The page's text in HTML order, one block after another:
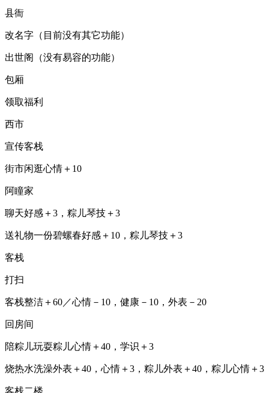
县衙
改名字（目前没有其它功能）
出世阁（没有易容的功能）
包厢
领取福利
西市
宣传客栈
街市闲逛心情＋10
阿瞳家
聊天好感＋3，粽儿琴技＋3
送礼物一份碧螺春好感＋10，粽儿琴技＋3
客栈
打扫
客栈整洁＋60／心情－10，健康－10，外表－20
回房间
陪粽儿玩耍粽儿心情＋40，学识＋3
烧热水洗澡外表＋40，心情＋3，粽儿外表＋40，粽儿心情＋3
客栈二楼